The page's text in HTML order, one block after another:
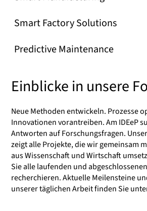
Smart Factory Solutions
Predictive Maintenance
Einblicke in unsere
Neue Methoden entwickeln. Prozesse
Innovationen vorantreiben. Am IDEeP
Antworten auf Forschungsfragen. Unser
zeigt alle Projekte, die wir gemeinsam
aus Wissenschaft und Wirtschaft
Sie alle laufenden und
recherchieren. Aktuelle Meilensteine
unserer täglichen Arbeit finden Sie